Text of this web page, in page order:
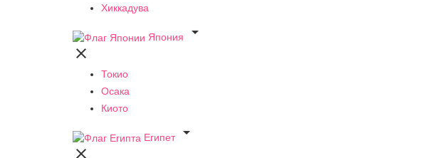
Хиккадува
Япония


Токио
Осака
Киото
Египет

